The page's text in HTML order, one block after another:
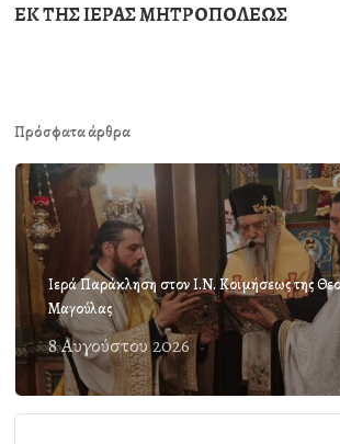
ΕΚ ΤΗΣ ΙΕΡΑΣ ΜΗΤΡΟΠΟΛΕΩΣ
Πρόσφατα άρθρα
Ιερά Παράκληση στον Ι.Ν. Κοιμήσεως της
Μαγούλας
8 Αυγούστου 2026